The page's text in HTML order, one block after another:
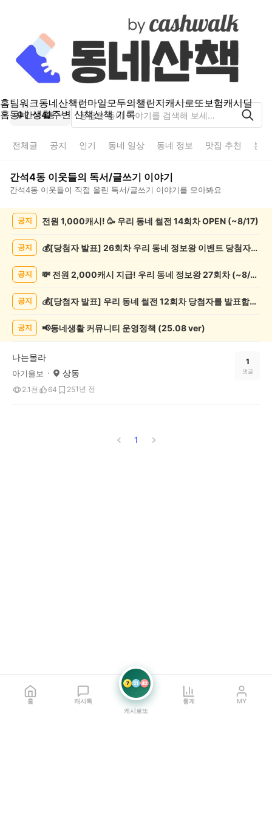
홈팀워크동네산책런마일모두의챌린지캐시로또보험캐시딜
홈동네 생활주변 산책산책 기록
간석4동
전체글 공지 인기 동네 일상 동네 정보 맛집 추천 분
간석4동 이웃들의 독서/글쓰기 이야기
간석4동 이웃들이 직접 올린 독서/글쓰기 이야기를 모아봐요
서/
글
공지 전원 1,000캐시! 🥳 우리 동네 썰전 14회차 OPEN (~8/17)
공지 💰[당첨자 발표] 26회차 우리 동네 정보왕 이벤트 당첨자를 발표합니다!
공지 💸 전원 2,000캐시 지급! 우리 동네 정보왕 27회차 (~8/10)
공지 💰[당첨자 발표] 우리 동네 썰전 12회차 당첨자를 발표합니다!
공지 📢동네생활 커뮤니티 운영정책 (25.08 ver)
나는몰라
아기울보 상동
2.1천 64 251년 전
1
댓글
1
홈 캐시톡
7 21 42
캐시로또
통계 MY